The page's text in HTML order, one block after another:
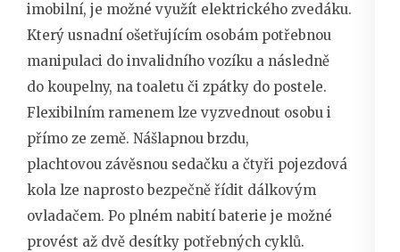
imobilní, je možné využít elektrického zvedáku.
Který usnadní ošetřujícím osobám potřebnou
manipulaci do invalidního vozíku a následně
do koupelny, na toaletu či zpátky do postele.
Flexibilním ramenem lze vyzvednout osobu i
přímo ze země. Nášlapnou brzdu,
plachtovou závěsnou sedačku a čtyři pojezdová
kola lze naprosto bezpečně řídit dálkovým
ovladačem. Po plném nabití baterie je možné
provést až dvě desítky potřebných cyklů.